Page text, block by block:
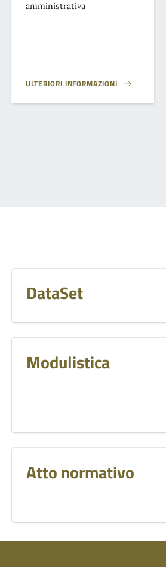
amministrativa
ULTERIORI INFORMAZIONI
AUTORIZZAZIONE AMMINISTRATIVA}
DataSet
Modulistica
Atto normativo